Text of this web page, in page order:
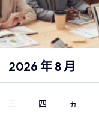
2026 年 8 月
三 四 五